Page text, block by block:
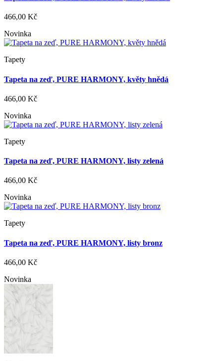
466,00 Kč
Novinka
Tapety
Tapeta na zeď, PURE HARMONY, květy hnědá
466,00 Kč
Novinka
Tapety
Tapeta na zeď, PURE HARMONY, listy zelená
466,00 Kč
Novinka
Tapety
Tapeta na zeď, PURE HARMONY, listy bronz
466,00 Kč
Novinka